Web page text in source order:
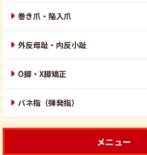
巻き爪・陥入爪
外反母趾・内反小趾
O脚・X脚矯正
バネ指（弾発指）
メニュー